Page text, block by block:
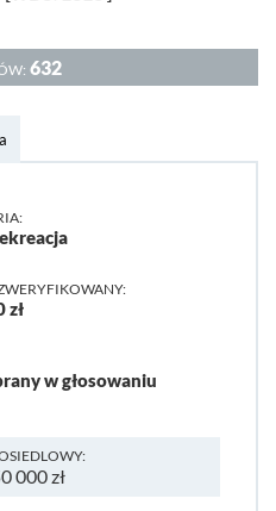
632
zł
w głosowaniu
000 zł